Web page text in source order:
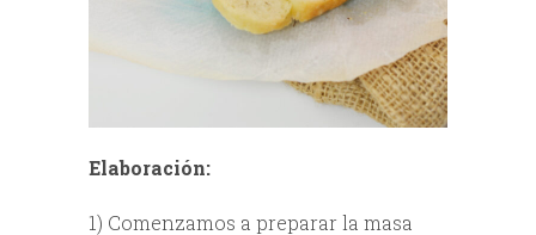
Elaboración:
1) Comenzamos a preparar la masa